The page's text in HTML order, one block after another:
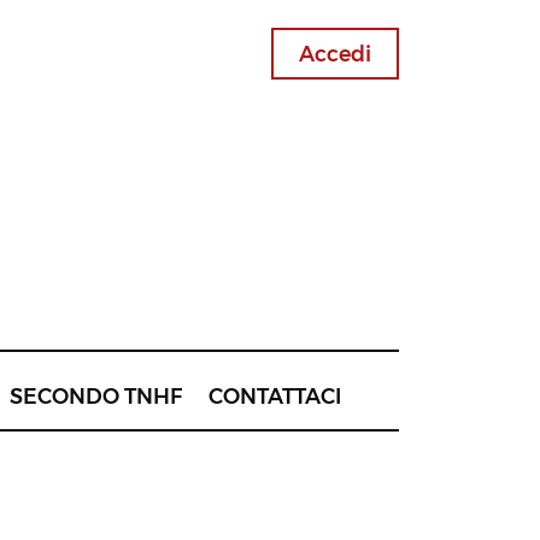
Accedi
SECONDO TNHF CONTATTACI